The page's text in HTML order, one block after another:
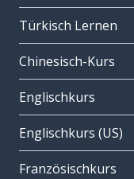
Türkisch Lernen
Chinesisch-Kurs
Englischkurs
Englischkurs (US)
Französischkurs